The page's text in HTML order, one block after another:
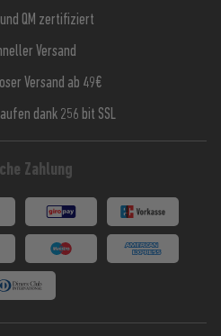
und QM zertifiziert
Versand
Versand ab 49€
dank 256 bit SSL
Zahlung